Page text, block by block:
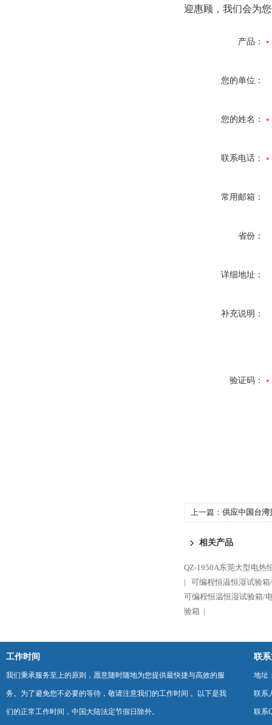
迎惠顾，我们会为
产品：
您的单位：
您的姓名：
联系电话：
常用邮箱：
省份：
详细地址：
补充说明：
验证码：
上一篇： 供应中国台湾
相关产品
QZ-1950A东莞大型电
|
可编程恒温恒湿试验
可编程恒温恒湿试验箱/
验箱 |
工作时间
我们秉承服务至上的原则，愿意随时随地为您提供最快捷与高效的服
务。为了避免您不必要的等待，敬请注意我们的工作时间 。以下是我
们的正常工作时间，中国大陆法定节假日除外。
联
地址
联系
联系